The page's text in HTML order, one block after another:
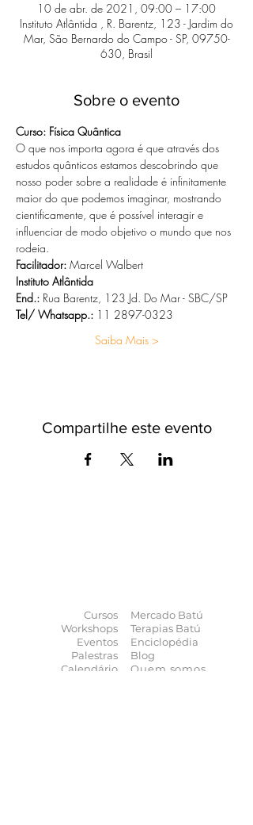
10 de abr. de 2021, 09:00 – 17:00
Instituto Atlântida , R. Barentz, 123 - Jardim do
Mar, São Bernardo do Campo - SP, 09750-
630, Brasil
Sobre o evento
Curso: Física Quântica
O que nos importa agora é que através dos
estudos quânticos estamos descobrindo que
nosso poder sobre a realidade é infinitamente
maior do que podemos imaginar, mostrando
cientificamente, que é possível interagir e
influenciar de modo objetivo o mundo que nos
rodeia.
Facilitador: Marcel Walbert
Instituto Atlântida
End.: Rua Barentz, 123 Jd. Do Mar - SBC/SP
Tel/ Whatsapp.: 11 2897-0323
Saiba Mais >
Compartilhe este evento
Cursos
Workshops
Eventos
Palestras
Calendário
Mercado Batú
Terapias Batú
Enciclopédia
Blog
Quem somos